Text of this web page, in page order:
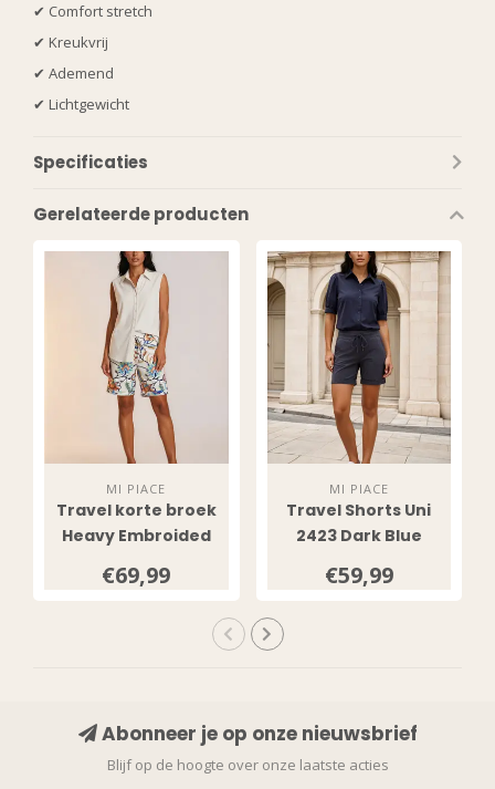
✔ Comfort stretch
✔ Kreukvrij
✔ Ademend
✔ Lichtgewicht
Specificaties
Gerelateerde producten
MI PIACE
Travel korte broek
Heavy Embroided
Multicolour
€69,99
MI PIACE
Travel Shorts Uni
2423 Dark Blue
€59,99
Abonneer je op onze nieuwsbrief
Blijf op de hoogte over onze laatste acties